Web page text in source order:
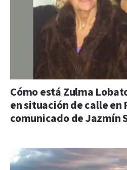
Cómo está Zulma
en situación de calle en
comunicado de Jazmín